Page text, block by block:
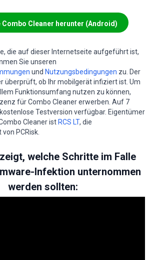
Combo Cleaner herunter (Android)
die auf dieser Internetseite aufgeführt ist,
Sie unseren
und Nutzungsbedingungen zu. Der
überprüft, ob Ihr mobilgerät infiziert ist. Um
Funktionsumfang nutzen zu können,
für Combo Cleaner erwerben. Auf 7
Testversion verfügbar. Eigentümer
Cleaner ist RCS LT, die
PCRisk.
welche Schritte im Falle
Infektion unternommen
werden sollten: